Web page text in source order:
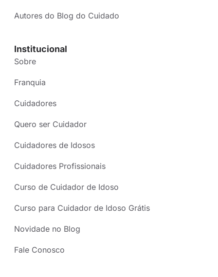
Autores do Blog do Cuidado
Institucional
Sobre
Franquia
Cuidadores
Quero ser Cuidador
Cuidadores de Idosos
Cuidadores Profissionais
Curso de Cuidador de Idoso
Curso para Cuidador de Idoso Grátis
Novidade no Blog
Fale Conosco